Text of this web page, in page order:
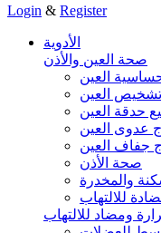
Login & Register
الأدوية
صحة العين والأذن
العين
العين
حدقة العين
عدوى العين
جفاف العين
صحة الأذن
والمخدرة
للالتهاب
ومضاد للالتهاب